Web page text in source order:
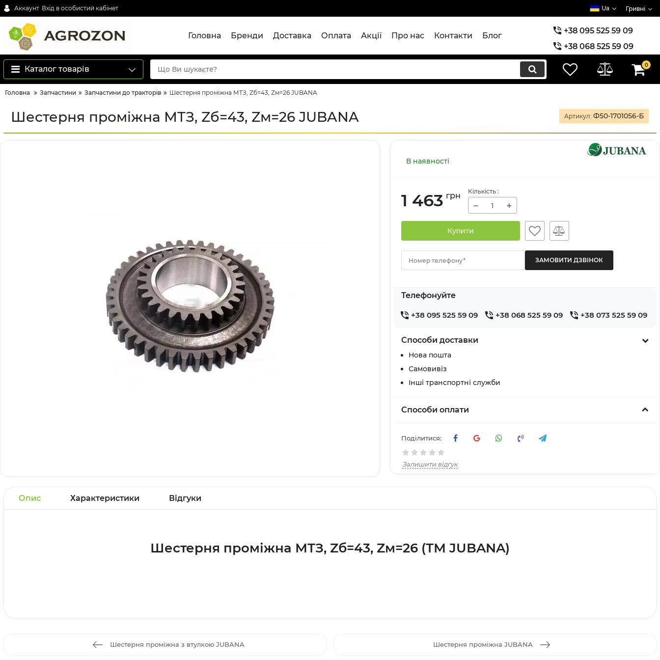
Аккаунт Вхід в особистий кабінет Ua Гривні
Головна Бренди Доставка Оплата Акції Про нас Контакти Блог
+38 095 525 59 09
+38 068 525 59 09
+38 073 525 59 09
Каталог товарів 0
Головна Запчастини Запчастини до тракторів Шестерня проміжна МТЗ, Zб=43, Zм=26 JUBANA
Шестерня проміжна МТЗ, Zб=43, Zм=26 JUBANA Артикул: Ф50-1701056-Б
В наявності
1 463 грн Кількість :
− +
Купити
Номер телефону*
Телефонуйте
+38 095 525 59 09 +38 068 525 59 09 +38 073 525 59 09
Способи доставки
Нова пошта
Самовивіз
Інші транспортні служби
Способи оплати
Поділитися:
Залишити відгук
Опис Характеристики Відгуки
Шестерня проміжна МТЗ, Zб=43, Zм=26 (ТМ JUBANA)
Шестерня проміжна з втулкою JUBANA Шестерня проміжна JUBANA